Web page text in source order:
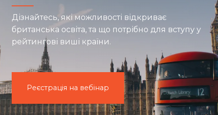
Дізнайтесь, які можливості відкриває
британська освіта, та що потрібно для вступу у
рейтингові виші країни.
Реєстрація на вебінар